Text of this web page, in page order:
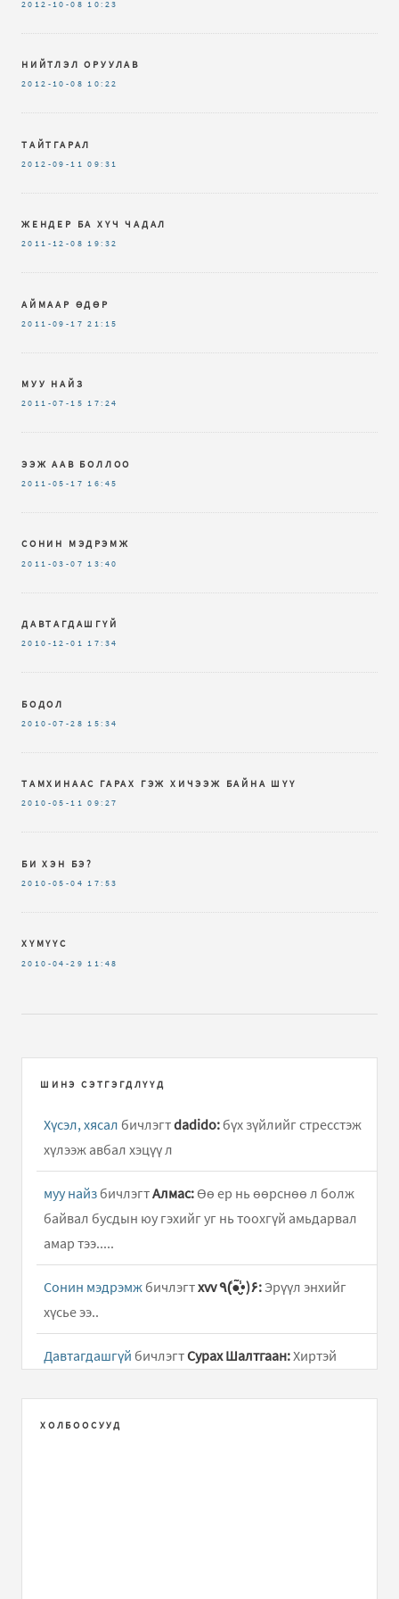
2012-10-08 10:23
НИЙТЛЭЛ ОРУУЛАВ
2012-10-08 10:22
ТАЙТГАРАЛ
2012-09-11 09:31
ЖЕНДЕР БА ХҮЧ ЧАДАЛ
2011-12-08 19:32
АЙМААР ӨДӨР
2011-09-17 21:15
МУУ НАЙЗ
2011-07-15 17:24
ЭЭЖ ААВ БОЛЛОО
2011-05-17 16:45
СОНИН МЭДРЭМЖ
2011-03-07 13:40
ДАВТАГДАШГҮЙ
2010-12-01 17:34
БОДОЛ
2010-07-28 15:34
ТАМХИНААС ГАРАХ ГЭЖ ХИЧЭЭЖ БАЙНА ШҮҮ
2010-05-11 09:27
БИ ХЭН БЭ?
2010-05-04 17:53
ХҮМҮҮС
2010-04-29 11:48
ШИНЭ СЭТГЭГДЛҮҮД
Хүсэл, хясал бичлэгтdadido: бүх зүйлийг стресстэж
хүлээж авбал хэцүү л
муу найз бичлэгтАлмас: Өө ер нь өөрснөө л болж
байвал бусдын юу гэхийг уг нь тоохгүй амьдарвал
амар тээ.....
Сонин мэдрэмж бичлэгт xvv ٩(̾●̮̮̃̾•̃̾)۶:Эрүүл энхийг
хүсье ээ..
Давтагдашгүй бичлэгтСурах Шалтгаан:Хиртэй
Давтагдашгүй
ХОЛБООСУУД